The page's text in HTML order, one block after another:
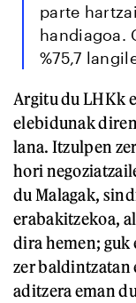
parte
handiagoa.
%75,7
Argitu du LHKk
elebidunak
lana. Itzulpen
hori
du Malagak,
erabakitzekoa,
dira hemen; guk
zer baldintzatan
aditzera eman